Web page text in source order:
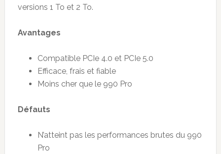
versions 1 To et 2 To.
Avantages
Compatible PCIe 4.0 et PCIe 5.0
Efficace, frais et fiable
Moins cher que le 990 Pro
Défauts
N’atteint pas les performances brutes du 990
Pro